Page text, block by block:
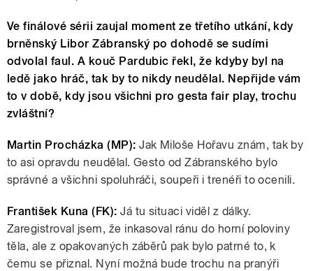
Ve finálové sérii zaujal moment ze třetího utkání, kdy
brněnský Libor Zábranský po dohodě se sudími
odvolal faul. A kouč Pardubic řekl, že kdyby byl na
ledě jako hráč, tak by to nikdy neudělal. Nepřijde vám
to v době, kdy jsou všichni pro gesta fair play, trochu
zvláštní?
Martin Procházka (MP): Jak Miloše Hořavu znám, tak by
to asi opravdu neudělal. Gesto od Zábranského bylo
správné a všichni spoluhráči, soupeři i trenéři to ocenili.
František Kuna (FK): Já tu situaci viděl z dálky.
Zaregistroval jsem, že inkasoval ránu do horní poloviny
těla, ale z opakovaných záběrů pak bylo patrné to, k
čemu se přiznal. Nyní možná bude trochu na pranýři